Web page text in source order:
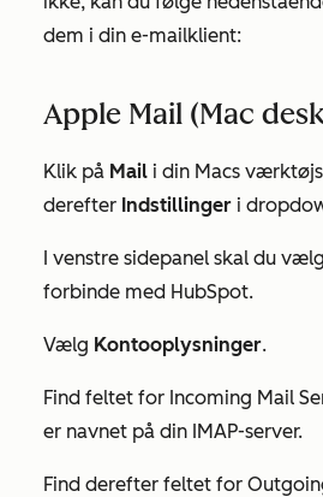
dem i din e-mailklient:
Apple Mail (Mac
Klik på Mail i din Macs
derefter Indstillinger i
I venstre sidepanel skal du
forbinde med HubSpot.
Vælg Kontooplysninger.
Find feltet for Incoming Mail
er navnet på din IMAP-server.
Find derefter feltet for